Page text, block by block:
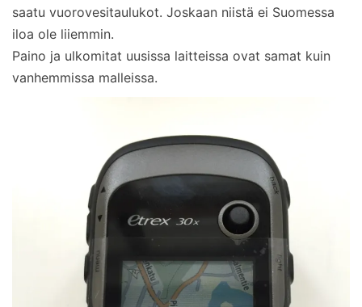
saatu vuorovesitaulukot. Joskaan niistä ei Suomessa
iloa ole liiemmin.
Paino ja ulkomitat uusissa laitteissa ovat samat kuin
vanhemmissa malleissa.